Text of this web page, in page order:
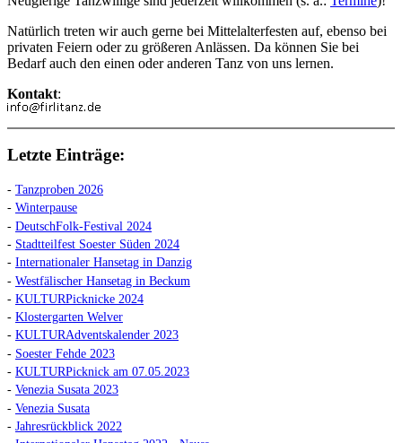
Natürlich treten wir auch gerne bei Mittelalterfesten auf, ebenso bei
privaten Feiern oder zu größeren Anlässen. Da können Sie bei
Bedarf auch den einen oder anderen Tanz von uns lernen.
Kontakt:
Letzte Einträge:
- Tanzproben 2026
- Winterpause
- DeutschFolk-Festival 2024
- Stadtteilfest Soester Süden 2024
- Internationaler Hansetag in Danzig
- Westfälischer Hansetag in Beckum
- KULTURPicknicke 2024
- Klostergarten Welver
- KULTURAdventskalender 2023
- Soester Fehde 2023
- KULTURPicknick am 07.05.2023
- Venezia Susata 2023
- Venezia Susata
- Jahresrückblick 2022